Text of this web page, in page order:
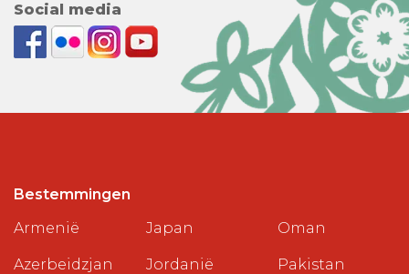
Social media
Bestemmingen
Armenië
Azerbeidzjan
Japan
Jordanië
Oman
Pakistan